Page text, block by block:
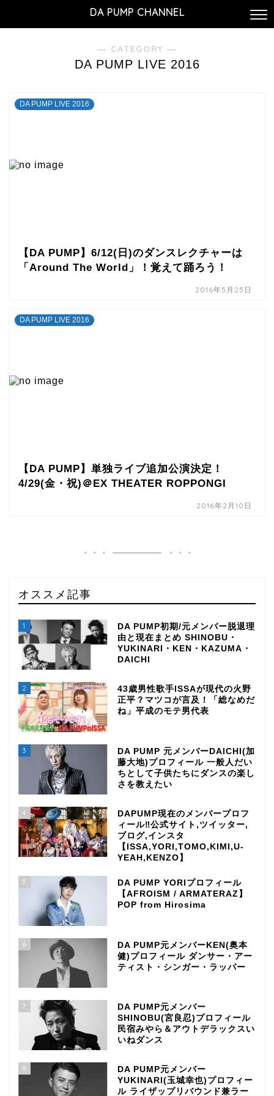
DA PUMP CHANNEL
― CATEGORY ―
DA PUMP LIVE 2016
DA PUMP LIVE 2016
【DA PUMP】6/12(日)のダンスレクチャーは
「Around The World」！覚えて踊ろう！
2016年5月25日
DA PUMP LIVE 2016
【DA PUMP】単独ライブ追加公演決定！
4/29(金・祝)＠EX THEATER ROPPONGI
2016年2月10日
オススメ記事
1
DA PUMP初期/元メンバー脱退理
由と現在まとめ SHINOBU・
YUKINARI・KEN・KAZUMA・
DAICHI
2
43歳男性歌手ISSAが現代の火野
正平？マツコが言及！「総なめだ
ね」平成のモテ男代表
3
DA PUMP 元メンバーDAICHI(加
藤大地)プロフィール 一般人だい
ちとして子供たちにダンスの楽し
さを教えたい
4
DAPUMP現在のメンバープロフ
ィール‼公式サイト,ツイッター,
ブログ,インスタ
【ISSA,YORI,TOMO,KIMI,U-
YEAH,KENZO】
5
DA PUMP YORIプロフィール
【AFROISM / ARMATERAZ】
POP from Hirosima
6
DA PUMP元メンバーKEN(奥本
健)プロフィール ダンサー・アー
ティスト・シンガー・ラッパー
7
DA PUMP元メンバー
SHINOBU(宮良忍)プロフィール
民宿みやら＆アウトデラックスい
いねダンス
8
DA PUMP元メンバー
YUKINARI(玉城幸也)プロフィー
ル ライザップリバウンド兼ラー